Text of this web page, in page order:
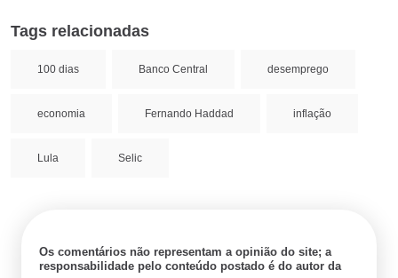
Tags relacionadas
100 dias Banco Central desemprego
economia Fernando Haddad inflação
Lula Selic
Os comentários não representam a opinião do site; a
responsabilidade pelo conteúdo postado é do autor da